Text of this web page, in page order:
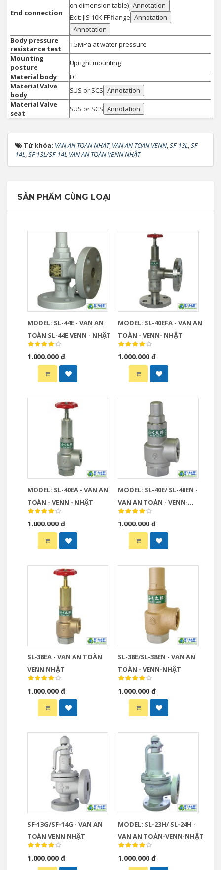
End connection
on dimension table) Annotation
Exit: JIS 10K FF flange Annotation
Annotation
Body pressure
resistance test
1.5MPa at water pressure
Mounting
posture
Upright mounting
Material body
FC
Material Valve
body
SUS or SCS Annotation
Material Valve
seat
SUS or SCS Annotation
Từ khóa: VAN AN TOAN NHAT, VAN AN TOAN VENN,SF-13L,SF-
14L,SF-13L/SF-14L VAN AN TOÀN VENN NHẬT
SẢN PHẨM CÙNG LOẠI
MODEL: SL-44E - VAN AN
TOÀN SL-44E VENN - NHẬT
1.000.000 đ
MODEL: SL-40EFA - VAN AN
TOÀN - VENN- NHẬT
1.000.000 đ
MODEL: SL-40EA - VAN AN
TOÀN - VENN - NHẬT
1.000.000 đ
MODEL: SL-40E/ SL-40EN -
VAN AN TOÀN - VENN-
NHẬT
1.000.000 đ
SL-38EA - VAN AN TOÀN
VENN NHẬT
1.000.000 đ
SL-38E/SL-38EN - VAN AN
TOÀN - VENN-NHẬT
1.000.000 đ
SF-13G/SF-14G - VAN AN
TOÀN VENN NHẬT
1.000.000 đ
MODEL: SL-23H/ SL-24H -
VAN AN TOÀN-VENN-NHẬT
1.000.000 đ